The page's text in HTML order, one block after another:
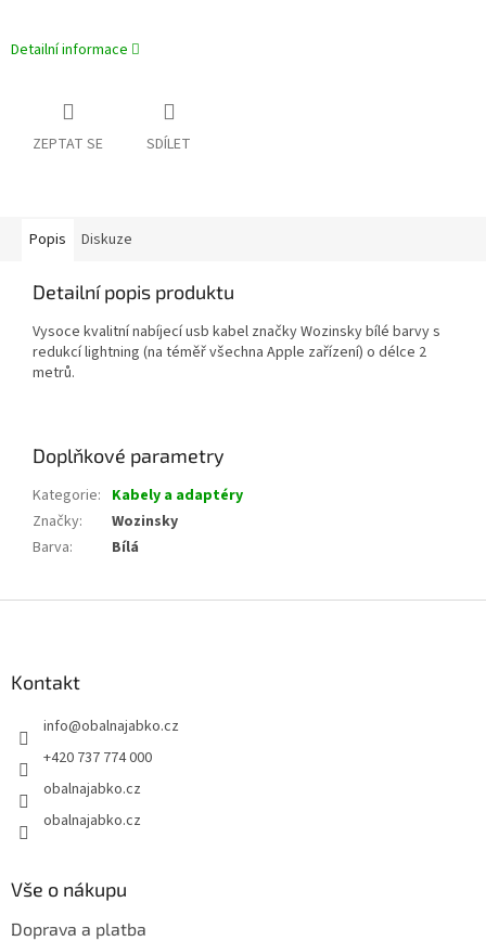
Detailní informace
ZEPTAT SE SDÍLET
Popis Diskuze
Detailní popis produktu
Vysoce kvalitní nabíjecí usb kabel značky Wozinsky bílé barvy s
redukcí lightning (na téměř všechna Apple zařízení) o délce 2
metrů.
Doplňkové parametry
Kategorie: Kabely a adaptéry
Značky:
Wozinsky
Barva: Bílá
Kontakt
info@obalnajabko.cz
+420 737 774 000
obalnajabko.cz
obalnajabko.cz
Vše o nákupu
Doprava a platba